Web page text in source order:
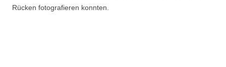
Rücken fotografieren konnten.